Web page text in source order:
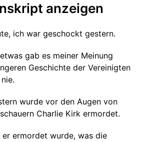
anzeigen
ich war geschockt gestern.
gab es meiner Meinung
Geschichte der Vereinigten
wurde vor den Augen von
Charlie Kirk ermordet.
er ermordet wurde, was die